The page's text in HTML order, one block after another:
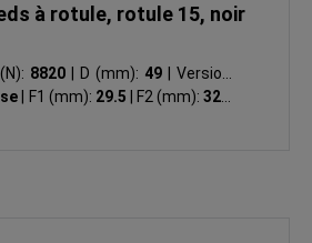
à rotule, rotule 15, noir
8820 D (mm): 49
Version:
F1 (mm): 29.5 F2 (mm):32.5